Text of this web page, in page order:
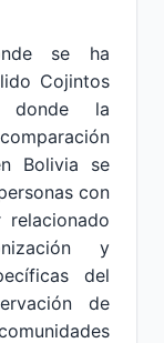
se ha
Cojintos
donde la
Bolivia se
con
y
del
de